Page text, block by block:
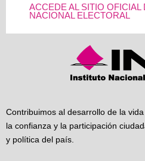
ACCEDE AL SITIO OFICIAL
NACIONAL ELECTORAL
Contribuimos al desarrollo de la
la confianza y la participación
y política del país.